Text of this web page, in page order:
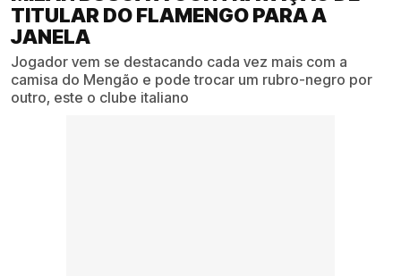
TITULAR DO FLAMENGO PARA A
JANELA
Jogador vem se destacando cada vez mais com a
camisa do Mengão e pode trocar um rubro-negro por
outro, este o clube italiano